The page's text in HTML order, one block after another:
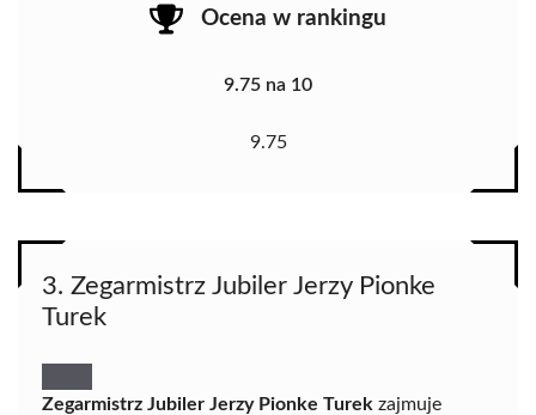
Ocena w rankingu
9.75 na 10
9.75
3. Zegarmistrz Jubiler Jerzy Pionke
Turek
Zegarmistrz Jubiler Jerzy Pionke Turek zajmuje